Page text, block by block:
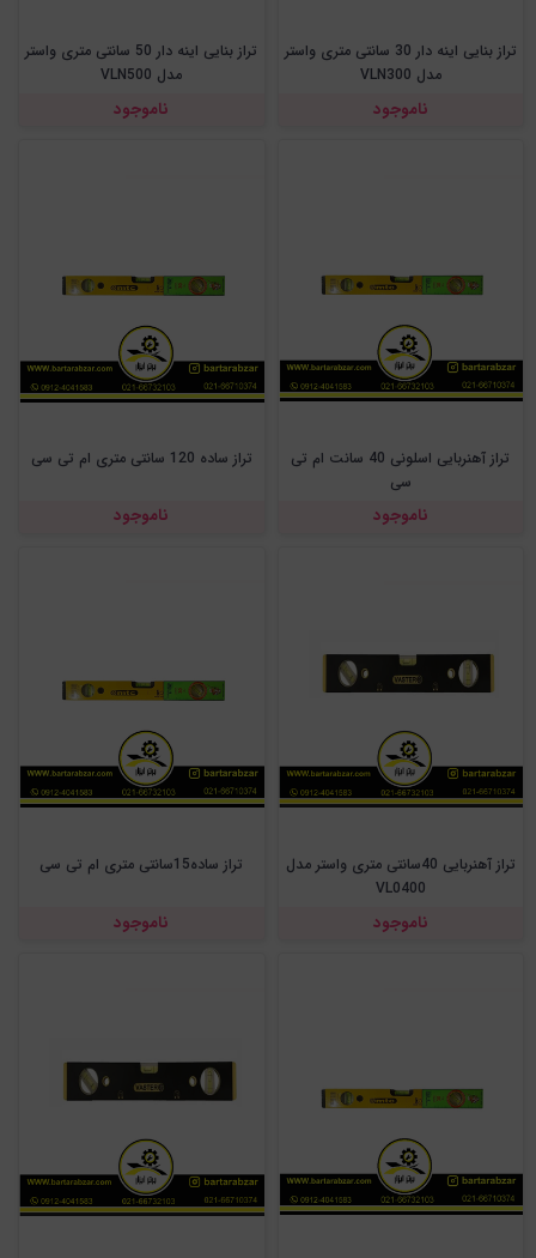
تراز بنایی اینه دار 30 سانتی متری واستر
مدل VLN300
ناموجود
تراز بنایی اینه دار 50 سانتی متری واستر
مدل VLN500
ناموجود
تراز آهنربایی اسلونی 40 سانت ام تی
سی
ناموجود
تراز ساده 120 سانتی متری ام تی سی
ناموجود
تراز آهنربایی 40سانتی متری واستر مدل
VL0400
ناموجود
تراز ساده15سانتی متری ام تی سی
ناموجود